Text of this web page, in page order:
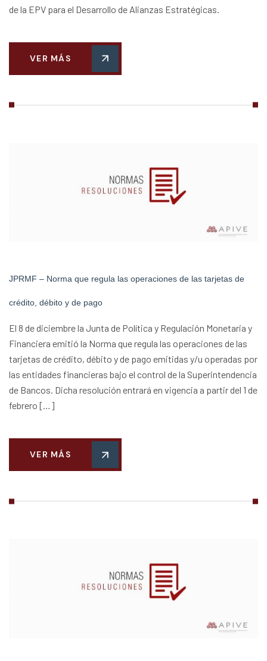
de la EPV para el Desarrollo de Alianzas Estratégicas.
VER MÁS
JPRMF – Norma que regula las operaciones de las tarjetas de
crédito, débito y de pago
El 8 de diciembre la Junta de Política y Regulación Monetaria y
Financiera emitió la Norma que regula las operaciones de las
tarjetas de crédito, débito y de pago emitidas y/u operadas por
las entidades financieras bajo el control de la Superintendencia
de Bancos. Dicha resolución entrará en vigencia a partir del 1 de
febrero […]
VER MÁS